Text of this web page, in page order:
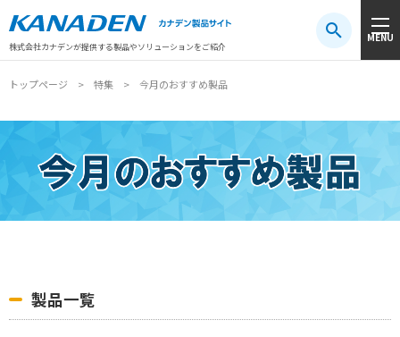
株式会社カナデンが提供する製品やソリューションをご紹介
MENU
注目キーワード#振動センサ#AGV #防爆#アシストスーツ
トップページ 特集 今月のおすすめ製品
製品一覧